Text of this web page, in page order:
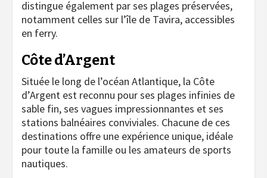
distingue également par ses plages préservées,
notamment celles sur l’île de Tavira, accessibles
en ferry.
Côte d’Argent
Située le long de l’océan Atlantique, la Côte
d’Argent est reconnu pour ses plages infinies de
sable fin, ses vagues impressionnantes et ses
stations balnéaires conviviales. Chacune de ces
destinations offre une expérience unique, idéale
pour toute la famille ou les amateurs de sports
nautiques.